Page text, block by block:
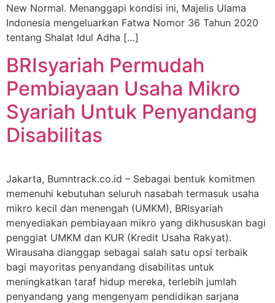
New Normal. Menanggapi kondisi ini, Majelis Ulama
Indonesia mengeluarkan Fatwa Nomor 36 Tahun 2020
tentang Shalat Idul Adha […]
BRIsyariah Permudah
Pembiayaan Usaha Mikro
Syariah Untuk Penyandang
Disabilitas
Jakarta, Bumntrack.co.id – Sebagai bentuk komitmen
memenuhi kebutuhan seluruh nasabah termasuk usaha
mikro kecil dan menengah (UMKM), BRIsyariah
menyediakan pembiayaan mikro yang dikhususkan bagi
penggiat UMKM dan KUR (Kredit Usaha Rakyat).
Wirausaha dianggap sebagai salah satu opsi terbaik
bagi mayoritas penyandang disabilitas untuk
meningkatkan taraf hidup mereka, terlebih jumlah
penyandang yang mengenyam pendidikan sarjana